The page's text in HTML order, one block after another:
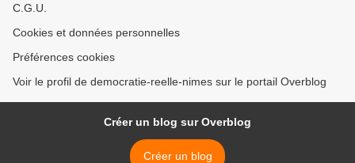
C.G.U.
Cookies et données personnelles
Préférences cookies
Voir le profil de democratie-reelle-nimes sur le portail Overblog
Créer un blog sur Overblog
Créer un blog